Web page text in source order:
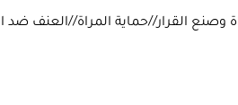
وصنع القرار//حماية المراة//العنف ضد